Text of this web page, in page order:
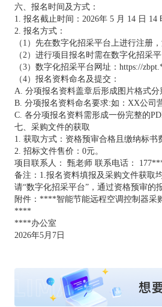
六、报名时间及方式：
1. 报名截止时间：2026年 5 月 14 日 14
2. 报名方式：
（1）先在数字化招采平台上进行注册
（2）进行项目报名时需在数字化招采
（3）数字化招采平台网址：https://
（4）报名资料命名及提交：
A. 分项报名资料盖章后形成图片格式分
B. 分项报名资料命名要求:如：XX公司
C. 各分项报名资料需形成一份完整的
七、采购文件的获取
1. 获取方式：资格预审合格且缴纳标书
2. 招标文件售价：0元。
项目联系人： 甄老师 联系电话：
备注：1.报名资料填报及采购文件获取
请“数字化招采平台”，通过资格预审
附件：****智能节能远程空调控制器采
****
****办公室
2026年5月7日